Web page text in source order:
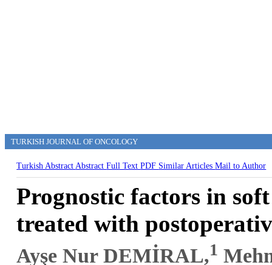
TURKISH JOURNAL OF ONCOLOGY
Turkish AbstractAbstractFull TextPDF Similar ArticlesMail to Author
Prognostic factors in
treated with
Ayşe Nur DEMİRAL,1